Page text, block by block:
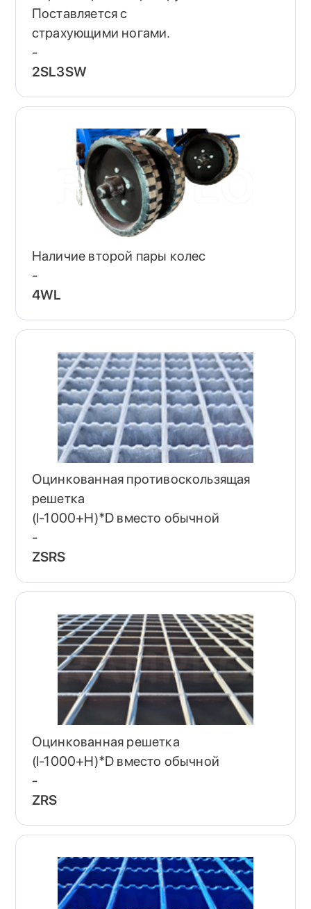
Поставляется с
страхующими ногами.
-
2SL3SW
Наличие второй пары колес
-
4WL
Оцинкованная противоскользящая
решетка
(I-1000+H)*D вместо обычной
-
ZSRS
Оцинкованная решетка
(I-1000+H)*D вместо обычной
-
ZRS